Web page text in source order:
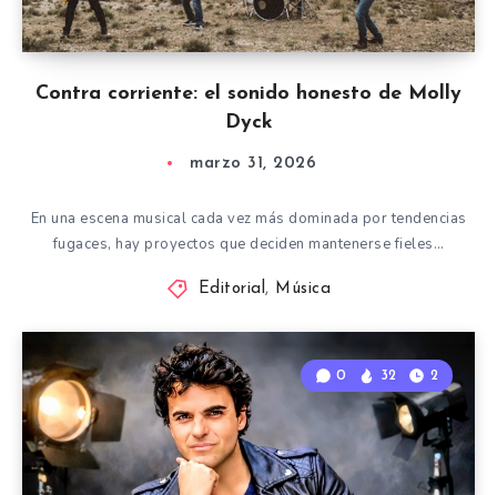
Contra corriente: el sonido honesto de Molly
Dyck
marzo 31, 2026
En una escena musical cada vez más dominada por tendencias
fugaces, hay proyectos que deciden mantenerse fieles…
Editorial, Música
0 32 2